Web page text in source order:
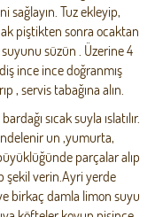
sağlayın. Tuz ekleyip,
piştikten sonra ocaktan
suyunu süzün . Üzerine 4
ince ince doğranmış
, servis tabağına alın.
sıcak suyla ıslatılır.
un ,yumurta,
parçalar alıp
şekil verin.Ayri yerde
birkaç damla limon suyu